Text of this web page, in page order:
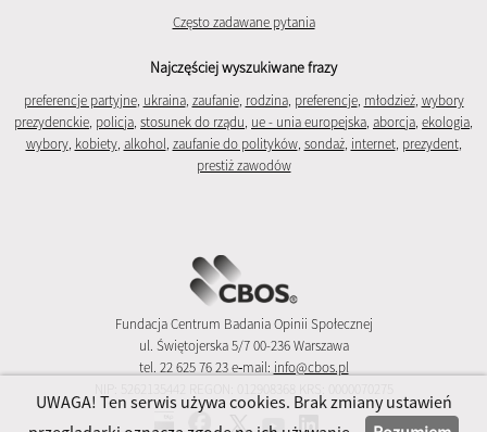
UWAGA! Ten serwis używa cookies. Brak zmiany ustawień
Często zadawane pytania
Najczęściej wyszukiwane frazy
preferencje partyjne, ukraina, zaufanie, rodzina, preferencje, młodzież, wybory
prezydenckie, policja, stosunek do rządu, ue - unia europejska, aborcja, ekologia,
wybory, kobiety, alkohol, zaufanie do polityków, sondaż, internet, prezydent,
prestiż zawodów
Fundacja Centrum Badania Opinii Społecznej
ul. Świętojerska 5/7 00-236 Warszawa
tel. 22 625 76 23 e‑mail: info@cbos.pl